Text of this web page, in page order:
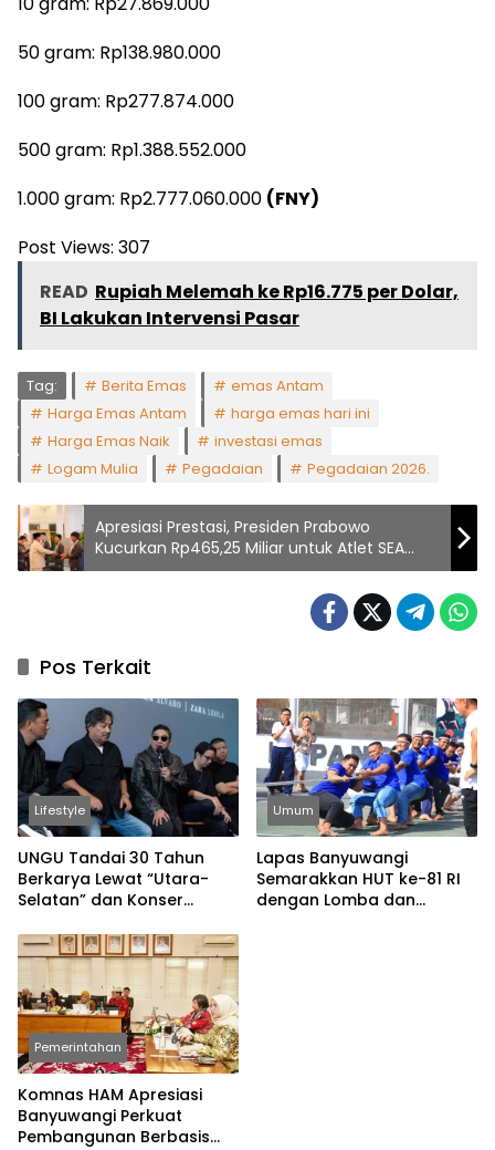
50 gram: Rp138.980.000
100 gram: Rp277.874.000
500 gram: Rp1.388.552.000
1.000 gram: Rp2.777.060.000 (FNY)
Post Views: 307
READ Rupiah Melemah ke Rp16.775 per Dolar,
BI Lakukan Intervensi Pasar
Tag: Berita Emas
emas Antam
Harga Emas Antam
harga emas hari ini
Harga Emas Naik
investasi emas
Logam Mulia
Pegadaian Pegadaian 2026.
Apresiasi Prestasi, Presiden Prabowo
Kucurkan Rp465,25 Miliar untuk Atlet SEA
Games
Pos Terkait
Lifestyle
UNGU Tandai 30 Tahun
Berkarya Lewat “Utara-
Selatan” dan Konser
Umum
Lapas Banyuwangi
Semarakkan HUT ke-81 RI
dengan Lomba dan
Pemerintahan
Komnas HAM Apresiasi
Banyuwangi Perkuat
Pembangunan Berbasis